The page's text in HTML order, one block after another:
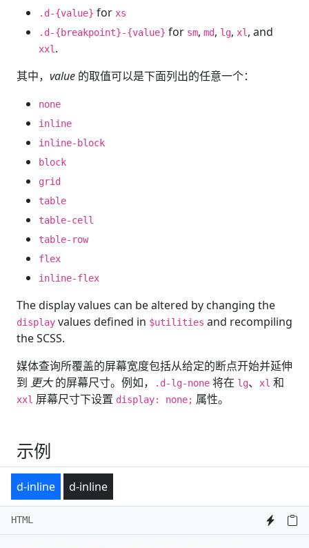
.d-{value} for xs
.d-{breakpoint}-{value} for sm, md, lg, xl , and
xxl .
其中， value 的取值可以是下面列出的任意一个：
none
inline
inline-block
block
grid
table
table-cell
table-row
flex
inline-flex
The display values can be altered by changing the
display values defined in $utilities and recompiling
the SCSS.
媒体查询所覆盖的屏幕宽度包括从给定的断点开始并延伸
到 更大的屏幕尺寸。例如， .d-lg-none 将在 lg、 xl 和
xxl 屏幕尺寸下设置 display: none; 属性。
示例
d-inline d-inline
HTML